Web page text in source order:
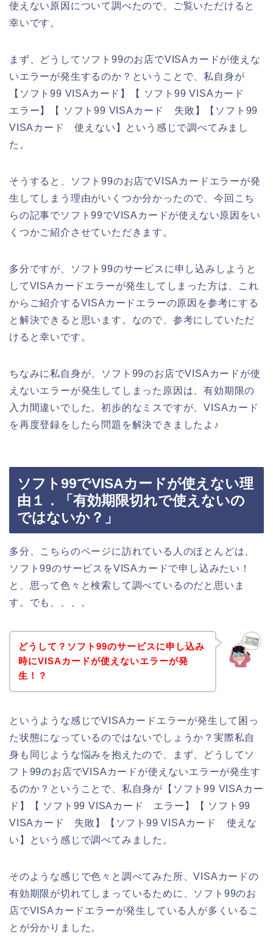
使えない原因について調べたので、ご覧いただけると
幸いです。
まず、どうしてソフト99のお店でVISAカードが使えな
いエラーが発生するのか？ということで、私自身が
【ソフト99 VISAカード】【 ソフト99 VISAカード
エラー】【 ソフト99 VISAカード 失敗】【ソフト99
VISAカード 使えない】という感じで調べてみまし
た。
そうすると、ソフト99のお店でVISAカードエラーが発
生してしまう理由がいくつか分かったので、今回こち
らの記事でソフト99でVISAカードが使えない原因をい
くつかご紹介させていただきます。
多分ですが、ソフト99のサービスに申し込みしようと
してVISAカードエラーが発生してしまった方は、これ
からご紹介するVISAカードエラーの原因を参考にする
と解決できると思います。なので、参考にしていただ
けると幸いです。
ちなみに私自身が、ソフト99のお店でVISAカードが使
えないエラーが発生してしまった原因は、有効期限の
入力間違いでした。初歩的なミスですが、VISAカード
を再度登録をしたら問題を解決できましたよ♪
ソフト99でVISAカードが使えない理
由１．「有効期限切れで使えないの
ではないか？」
多分、こちらのページに訪れている人のほとんどは、
ソフト99のサービスをVISAカードで申し込みたい！
と、思って色々と検索して調べているのだと思いま
す。でも、、、。
どうして？ソフト99のサービスに申し込み
時にVISAカードが使えないエラーが発
生！？
というような感じでVISAカードエラーが発生して困っ
た状態になっているのではないでしょうか？実際私自
身も同じような悩みを抱えたので、まず、どうしてソ
フト99のお店でVISAカードが使えないエラーが発生す
るのか？ということで、私自身が【ソフト99 VISAカー
ド】【 ソフト99 VISAカード エラー】【 ソフト99
VISAカード 失敗】【ソフト99 VISAカード 使えな
い】という感じで調べてみました。
そのような感じで色々と調べてみた所、VISAカードの
有効期限が切れてしまっているために、ソフト99のお
店でVISAカードエラーが発生している人が多くいるこ
とが分かりました。